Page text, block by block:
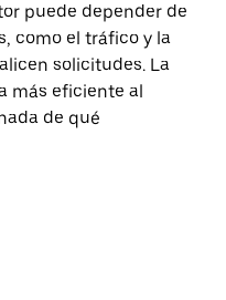
puede depender de
como el tráfico y la
solicitudes. La
más eficiente al
de qué